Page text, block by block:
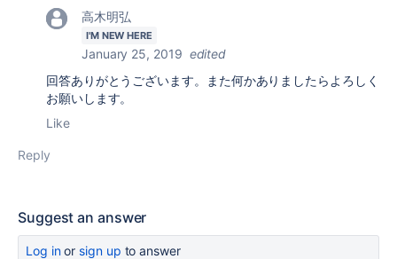
高木明弘
I'M NEW HERE
January 25, 2019 edited
回答ありがとうございます。また何かありましたらよろしく
お願いします。
Like
Reply
Suggest an answer
Log inor sign up to answer